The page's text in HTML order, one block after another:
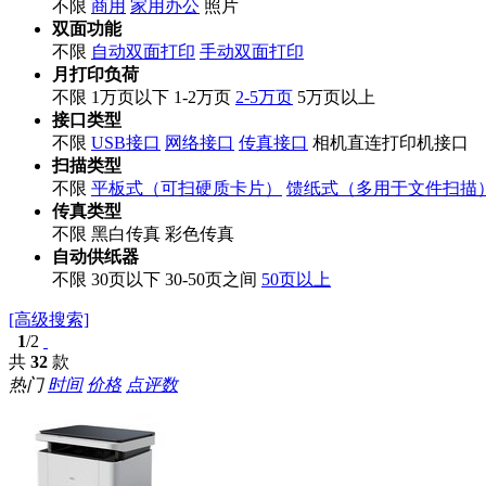
不限 商用 家用办公 照片
双面功能
不限 自动双面打印 手动双面打印
月打印负荷
不限 1万页以下 1-2万页 2-5万页 5万页以上
接口类型
不限 USB接口 网络接口 传真接口 相机直连打印机接口
扫描类型
不限 平板式（可扫硬质卡片） 馈纸式（多用于文件扫描）
传真类型
不限 黑白传真 彩色传真
自动供纸器
不限 30页以下 30-50页之间 50页以上
[高级搜索]
1/2
共 32 款
热门 时间 价格 点评数